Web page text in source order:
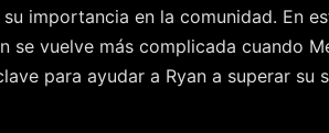
importancia en la comunidad. En
vuelve más complicada cuando
para ayudar a Ryan a superar su